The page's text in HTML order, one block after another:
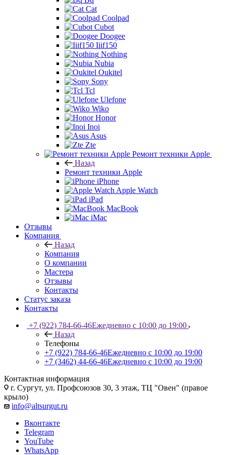
Cat
Coolpad
Cubot
Doogee
Iiif150
Nothing
Nubia
Oukitel
Sony
Tcl
Ulefone
Wiko
Honor
Inoi
Asus
Zte
Ремонт техники Apple
Назад
Ремонт техники Apple
iPhone
Apple Watch
iPad
MacBook
iMac
Отзывы
Компания
Назад
Компания
О компании
Мастера
Отзывы
Контакты
Статус заказа
Контакты
+7 (922) 784-66-46Ежедневно с 10:00 до 19:00
Назад
Телефоны
+7 (922) 784-66-46Ежедневно с 10:00 до 19:00
+7 (3462) 44-66-46Ежедневно с 10:00 до 19:00
Контактная информация
г. Сургут, ул. Профсоюзов 30, 3 этаж, ТЦ "Овен" (правое
крыло)
info@altsurgut.ru
Вконтакте
Telegram
YouTube
WhatsApp